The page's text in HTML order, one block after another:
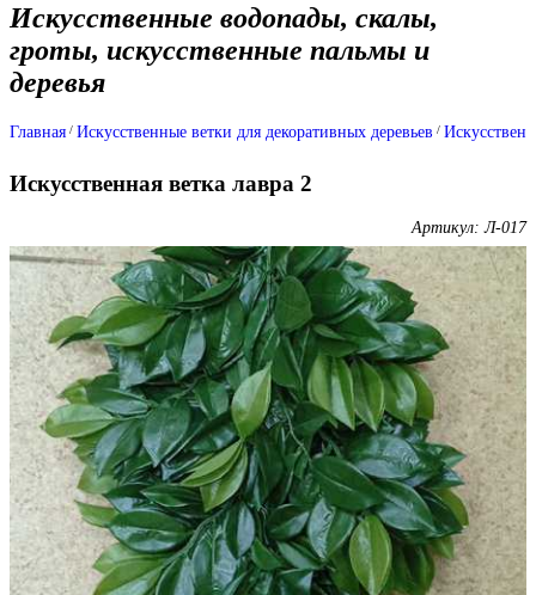
Искусственные водопады, скалы,
гроты, искусственные пальмы и
деревья
Главная Искусственные ветки для декоративных деревьев
Искусственная ветка лавра 2
Артикул: Л-017